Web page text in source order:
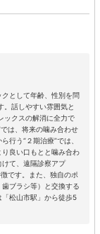
として年齢、性別を問
。話しやすい雰囲気と
ックスの解消に全力で
は、将来の噛み合わせ
行う“２期治療”では、
良い口もとと噛み合わ
て、遠隔診察アプ
です。また、独自のポ
ブラシ等）と交換する
松山市駅」から徒歩5